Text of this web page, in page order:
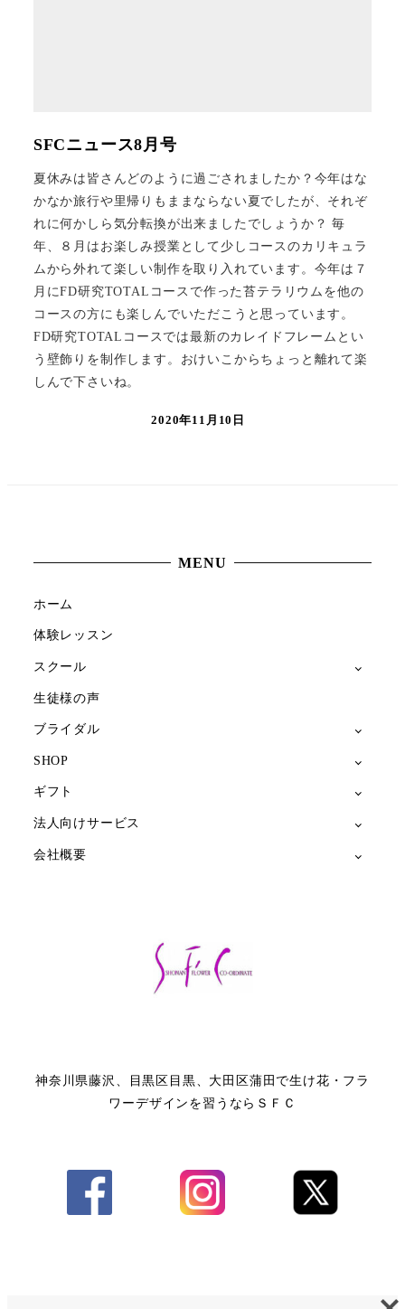
SFCニュース8月号
夏休みは皆さんどのように過ごされましたか？今年はな
かなか旅行や里帰りもままならない夏でしたが、それぞ
れに何かしら気分転換が出来ましたでしょうか？ 毎
年、８月はお楽しみ授業として少しコースのカリキュラ
ムから外れて楽しい制作を取り入れています。今年は７
月にFD研究TOTALコースで作った苔テラリウムを他の
コースの方にも楽しんでいただこうと思っています。
FD研究TOTALコースでは最新のカレイドフレームとい
う壁飾りを制作します。おけいこからちょっと離れて楽
しんで下さいね。
2020年11月10日
MENU
ホーム
体験レッスン
スクール
生徒様の声
ブライダル
SHOP
ギフト
法人向けサービス
会社概要
神奈川県藤沢、目黒区目黒、大田区蒲田で生け花・フラ
ワーデザインを習うならＳＦＣ